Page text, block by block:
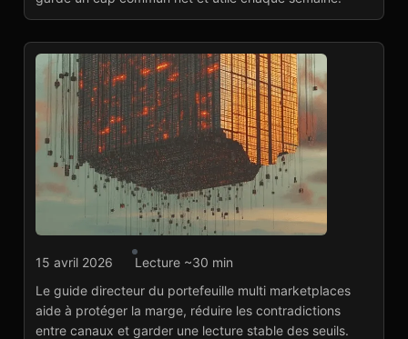
Agence marketplace
portefeuille multi
marketplaces
15 avril 2026
Lecture ~30 min
Le guide directeur du portefeuille multi marketplaces
aide à protéger la marge, réduire les contradictions
entre canaux et garder une lecture stable des seuils.